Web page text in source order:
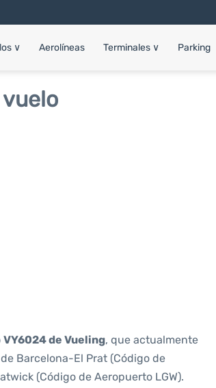
∨ Aerolíneas Terminales ∨ Parking
VY6024 de Vueling, que actualmente
Barcelona-El Prat (Código de
(Código de Aeropuerto LGW).